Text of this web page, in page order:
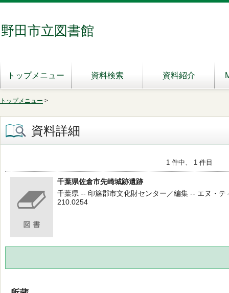
野田市立図書館
トップメニュー 資料検索 資料紹介
トップメニュー >
資料詳細
1 件中、 1 件目
千葉県佐倉市先崎城跡遺跡
千葉県 -- 印旛郡市文化財センター／編集 -- エヌ・
210.0254